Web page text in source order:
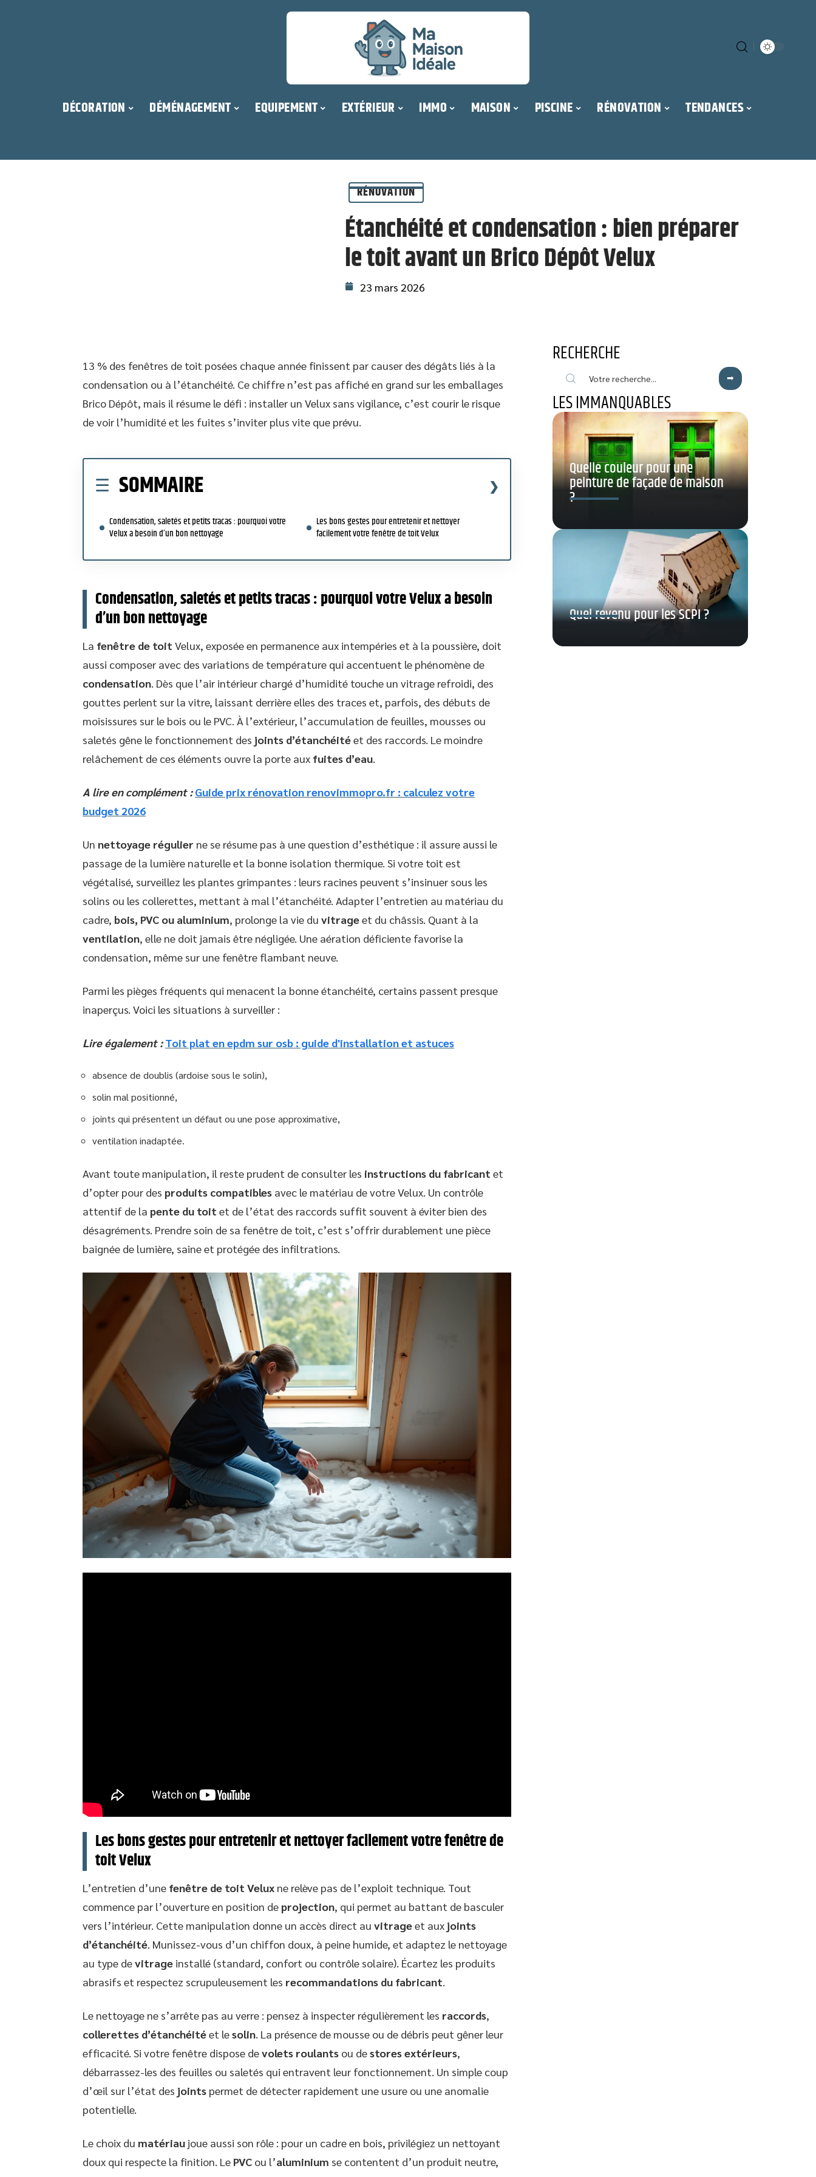
DÉCORATION DÉMÉNAGEMENT EQUIPEMENT EXTÉRIEUR IMMO MAISON PISCINE RÉNOVATION TENDANCES
RÉNOVATION
Étanchéité et condensation : bien préparer
le toit avant un Brico Dépôt Velux
23 mars 2026
13 % des fenêtres de toit posées chaque année finissent par causer des dégâts liés à la
condensation ou à l’étanchéité. Ce chiffre n’est pas affiché en grand sur les emballages
Brico Dépôt, mais il résume le défi : installer un Velux sans vigilance, c’est courir le risque
de voir l’humidité et les fuites s’inviter plus vite que prévu.
SOMMAIRE
Condensation, saletés et petits tracas : pourquoi votre
Velux a besoin d’un bon nettoyage
Les bons gestes pour entretenir et nettoyer
facilement votre fenêtre de toit Velux
Condensation, saletés et petits tracas : pourquoi votre Velux a besoin
d’un bon nettoyage
La fenêtre de toit Velux, exposée en permanence aux intempéries et à la poussière, doit
aussi composer avec des variations de température qui accentuent le phénomène de
condensation . Dès que l’air intérieur chargé d’humidité touche un vitrage refroidi, des
gouttes perlent sur la vitre, laissant derrière elles des traces et, parfois, des débuts de
moisissures sur le bois ou le PVC. À l’extérieur, l’accumulation de feuilles, mousses ou
saletés gêne le fonctionnement des joints d’étanchéitéet des raccords. Le moindre
relâchement de ces éléments ouvre la porte aux fuites d’eau
A lire en complément : Guide prix rénovation renovimmopro.fr : calculez votre
budget 2026
Un nettoyage régulier ne se résume pas à une question d’esthétique : il assure aussi le
passage de la lumière naturelle et la bonne isolation thermique. Si votre toit est
végétalisé, surveillez les plantes grimpantes : leurs racines peuvent s’insinuer sous les
solins ou les collerettes, mettant à mal l’étanchéité. Adapter l’entretien au matériau du
cadre, bois, PVC ou aluminium, prolonge la vie du vitrageet du châssis. Quant à la
ventilation, elle ne doit jamais être négligée. Une aération déficiente favorise la
condensation, même sur une fenêtre flambant neuve.
Parmi les pièges fréquents qui menacent la bonne étanchéité, certains passent presque
inaperçus. Voici les situations à surveiller :
Lire également : Toit plat en epdm sur osb : guide d'installation et astuces
absence de doublis (ardoise sous le solin),
solin mal positionné,
joints qui présentent un défaut ou une pose approximative,
ventilation inadaptée.
Avant toute manipulation, il reste prudent de consulter les instructions du fabricant et
d’opter pour des produits compatibles avec le matériau de votre Velux. Un contrôle
attentif de la pente du toit et de l’état des raccords suffit souvent à éviter bien des
désagréments. Prendre soin de sa fenêtre de toit, c’est s’offrir durablement une pièce
baignée de lumière, saine et protégée des infiltrations.
Les bons gestes pour entretenir et nettoyer facilement votre fenêtre de
toit Velux
L’entretien d’une fenêtre de toit Velux ne relève pas de l’exploit technique. Tout
commence par l’ouverture en position de projection, qui permet au battant de basculer
vers l’intérieur. Cette manipulation donne un accès direct au vitrageet aux joints
d’étanchéité . Munissez-vous d’un chiffon doux, à peine humide, et adaptez le nettoyage
au type devitrage installé (standard, confort ou contrôle solaire). Écartez les produits
abrasifs et respectez scrupuleusement les recommandations du fabricant
Le nettoyage ne s’arrête pas au verre : pensez à inspecter régulièrement les raccords,
collerettes d’étanchéitéet lesolin . La présence de mousse ou de débris peut gêner leur
efficacité. Si votre fenêtre dispose devolets roulants ou destores extérieurs,
débarrassez-les des feuilles ou saletés qui entravent leur fonctionnement. Un simple coup
d’œil sur l’état des joints permet de détecter rapidement une usure ou une anomalie
potentielle.
Le choix du matériau joue aussi son rôle : pour un cadre en bois, privilégiez un nettoyant
doux qui respecte la finition. Le PVC ou l’aluminium se contentent d’un produit neutre,
RECHERCHE
LES IMMANQUABLES
Quelle couleur pour une
peinture de façade de maison
?
Quel revenu pour les SCPI ?